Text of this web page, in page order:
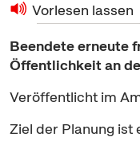
Vorlesen lassen
Beendete erneute
Öffentlichkeit an
Veröffentlicht im
Ziel der Planung ist